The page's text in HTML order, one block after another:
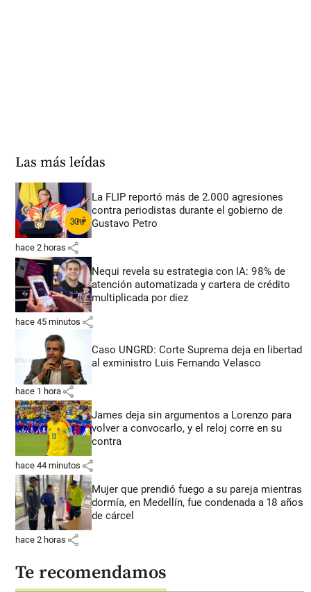
Las más leídas
La FLIP reportó más de 2.000 agresiones
contra periodistas durante el gobierno de
Gustavo Petro
hace 2 horas share
Nequi revela su estrategia con IA: 98% de
atención automatizada y cartera de crédito
multiplicada por diez
hace 45 minutos share
Caso UNGRD: Corte Suprema deja en libertad
al exministro Luis Fernando Velasco
hace 1 hora share
James deja sin argumentos a Lorenzo para
volver a convocarlo, y el reloj corre en su
contra
hace 44 minutos share
Mujer que prendió fuego a su pareja mientras
dormía, en Medellín, fue condenada a 18 años
de cárcel
hace 2 horas share
Te recomendamos